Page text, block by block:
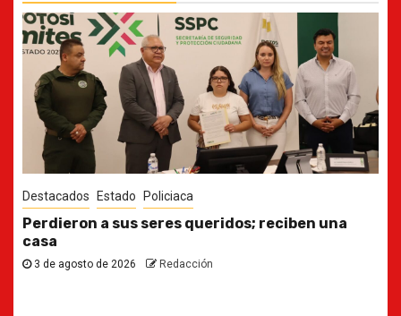
Destacados Estado
Ya casi, el quinto informe del Gobernador
30 de julio de 2026